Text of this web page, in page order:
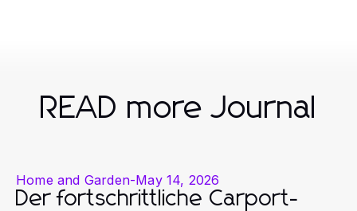
READ more Journal
Home and Garden-May 14, 2026
Der fortschrittliche Carport-